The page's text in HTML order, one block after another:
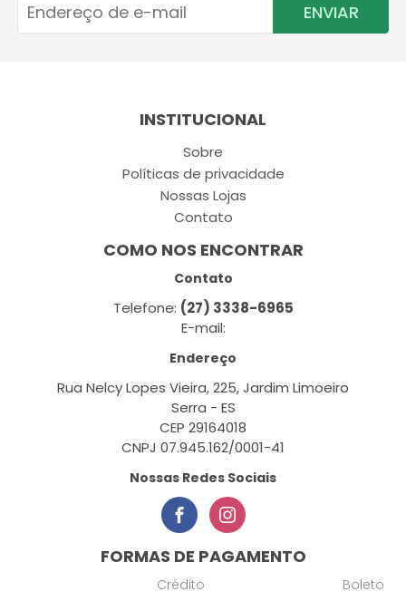
ENVIAR
INSTITUCIONAL
Sobre
Políticas de privacidade
Nossas Lojas
Contato
COMO NOS ENCONTRAR
Contato
Telefone: (27) 3338-6965
E-mail:
Endereço
Rua Nelcy Lopes Vieira, 225, Jardim Limoeiro
Serra - ES
CEP 29164018
CNPJ 07.945.162/0001-41
Nossas Redes Sociais
FORMAS DE PAGAMENTO
Crédito Boleto